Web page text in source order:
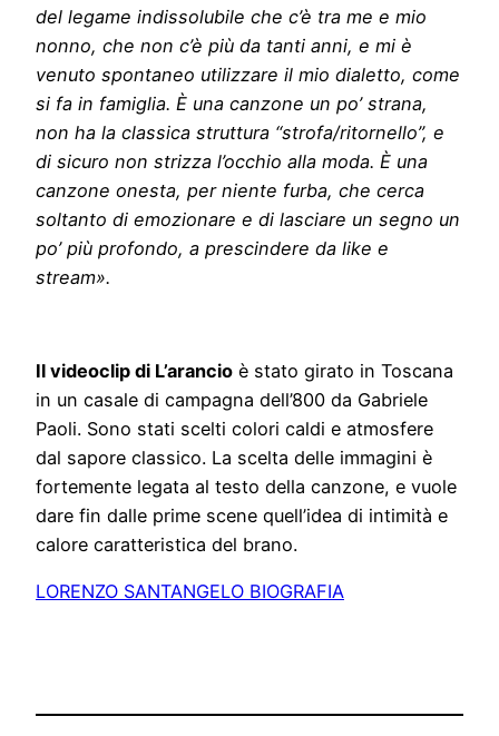
del legame indissolubile che c’è tra me e mio
nonno, che non c’è più da tanti anni, e mi è
venuto spontaneo utilizzare il mio dialetto, come
si fa in famiglia. È una canzone un po’ strana,
non ha la classica struttura “strofa/ritornello”, e
di sicuro non strizza l’occhio alla moda. È una
canzone onesta, per niente furba, che cerca
soltanto di emozionare e di lasciare un segno un
po’ più profondo, a prescindere da like e
stream».
Il videoclip di L’arancio è stato girato in Toscana
in un casale di campagna dell’800 da Gabriele
Paoli. Sono stati scelti colori caldi e atmosfere
dal sapore classico. La scelta delle immagini è
fortemente legata al testo della canzone, e vuole
dare fin dalle prime scene quell’idea di intimità e
calore caratteristica del brano.
LORENZO SANTANGELO BIOGRAFIA